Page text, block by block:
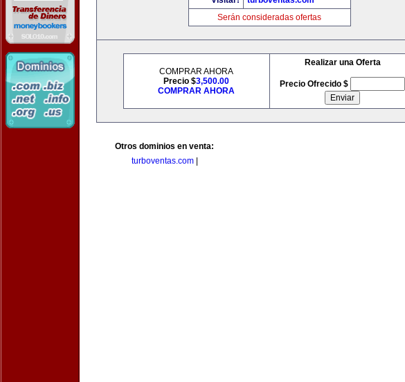
Serán consideradas ofertas
COMPRAR AHORA
Precio $3,500.00
COMPRAR AHORA
Realizar una Oferta
Precio Ofrecido $
Otros dominios en venta:
turboventas.com|